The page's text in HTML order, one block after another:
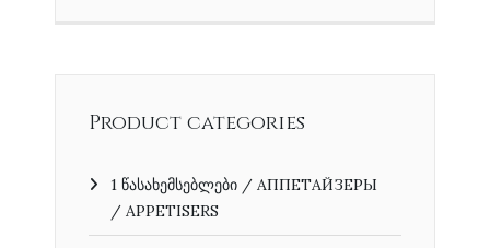
Product categories
1 წასახემსებლები / АППЕТАЙЗЕРЫ
/ APPETISERS